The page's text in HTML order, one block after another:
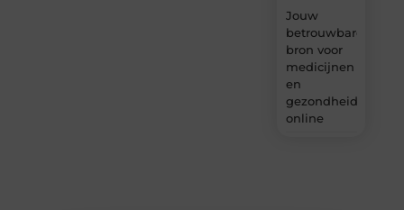
Jouw
betrouwbare
bron voor
medicijnen
en
online